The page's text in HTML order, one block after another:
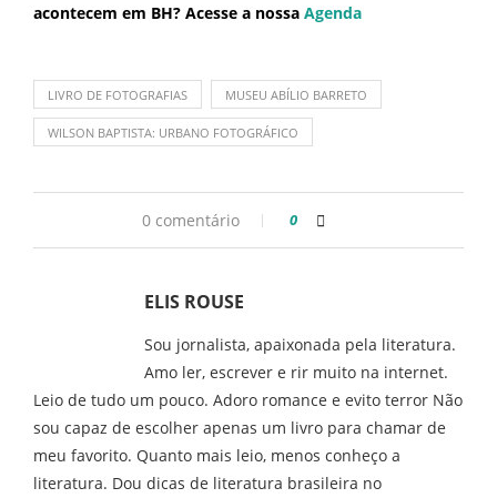
acontecem em BH? Acesse a nossa Agenda
LIVRO DE FOTOGRAFIAS MUSEU ABÍLIO BARRETO
WILSON BAPTISTA: URBANO FOTOGRÁFICO
0 comentário 0
ELIS ROUSE
Sou jornalista, apaixonada pela literatura.
Amo ler, escrever e rir muito na internet.
Leio de tudo um pouco. Adoro romance e evito terror Não
sou capaz de escolher apenas um livro para chamar de
meu favorito. Quanto mais leio, menos conheço a
literatura. Dou dicas de literatura brasileira no